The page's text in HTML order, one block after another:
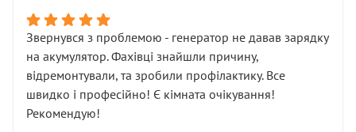
послуга. Тим більше, я був поруч і жодної реальної
діагностики ходової не проводилось. Після
зауваження гроші за цю “послугу” повернули, що
лише підтвердило мою правоту.
Але головне — я виїжджаю з боксу, і скрип у гальмах
залишився таким самим, як і був. Тобто оплачена
Звернувся з проблемою - генератор не давав зарядку
на акумулятор. Фахівці знайшли причину,
відремонтували, та зробили профілактику. Все
швидко і професійно! Є кімната очікування!
Рекомендую!